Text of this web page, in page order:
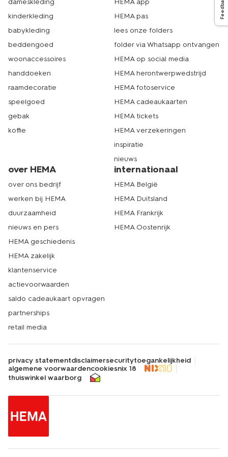
Feedback
dameskleding
kinderkleding
babykleding
beddengoed
woonaccessoires
handdoeken
raamdecoratie
speelgoed
gebak
koffie
HEMA app
HEMA pas
lees onze folders
folder via Whatsapp ontvangen
HEMA op social media
HEMA herontwerpwedstrijd
HEMA fotoservice
HEMA cadeaukaarten
HEMA tickets
HEMA verzekeringen
inspiratie
nieuws
over HEMA
over ons bedrijf
werken bij HEMA
duurzaamheid
nieuws en pers
HEMA geschiedenis
HEMA zakelijk
klantenservice
actievoorwaarden
saldo cadeaukaart opvragen
partnerships
retail media
internationaal
HEMA België
HEMA Duitsland
HEMA Frankrijk
HEMA Oostenrijk
privacy statementdisclaimersecuritytoegankelijkheid
algemene voorwaardencookiesnix 18
thuiswinkel waarborg